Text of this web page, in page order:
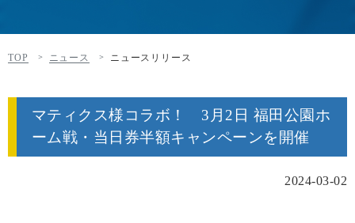
TOP ニュース ニュースリリース
マティクス様コラボ！ 3月2日 福田公園ホ
ーム戦・当日券半額キャンペーンを開催
2024-03-02